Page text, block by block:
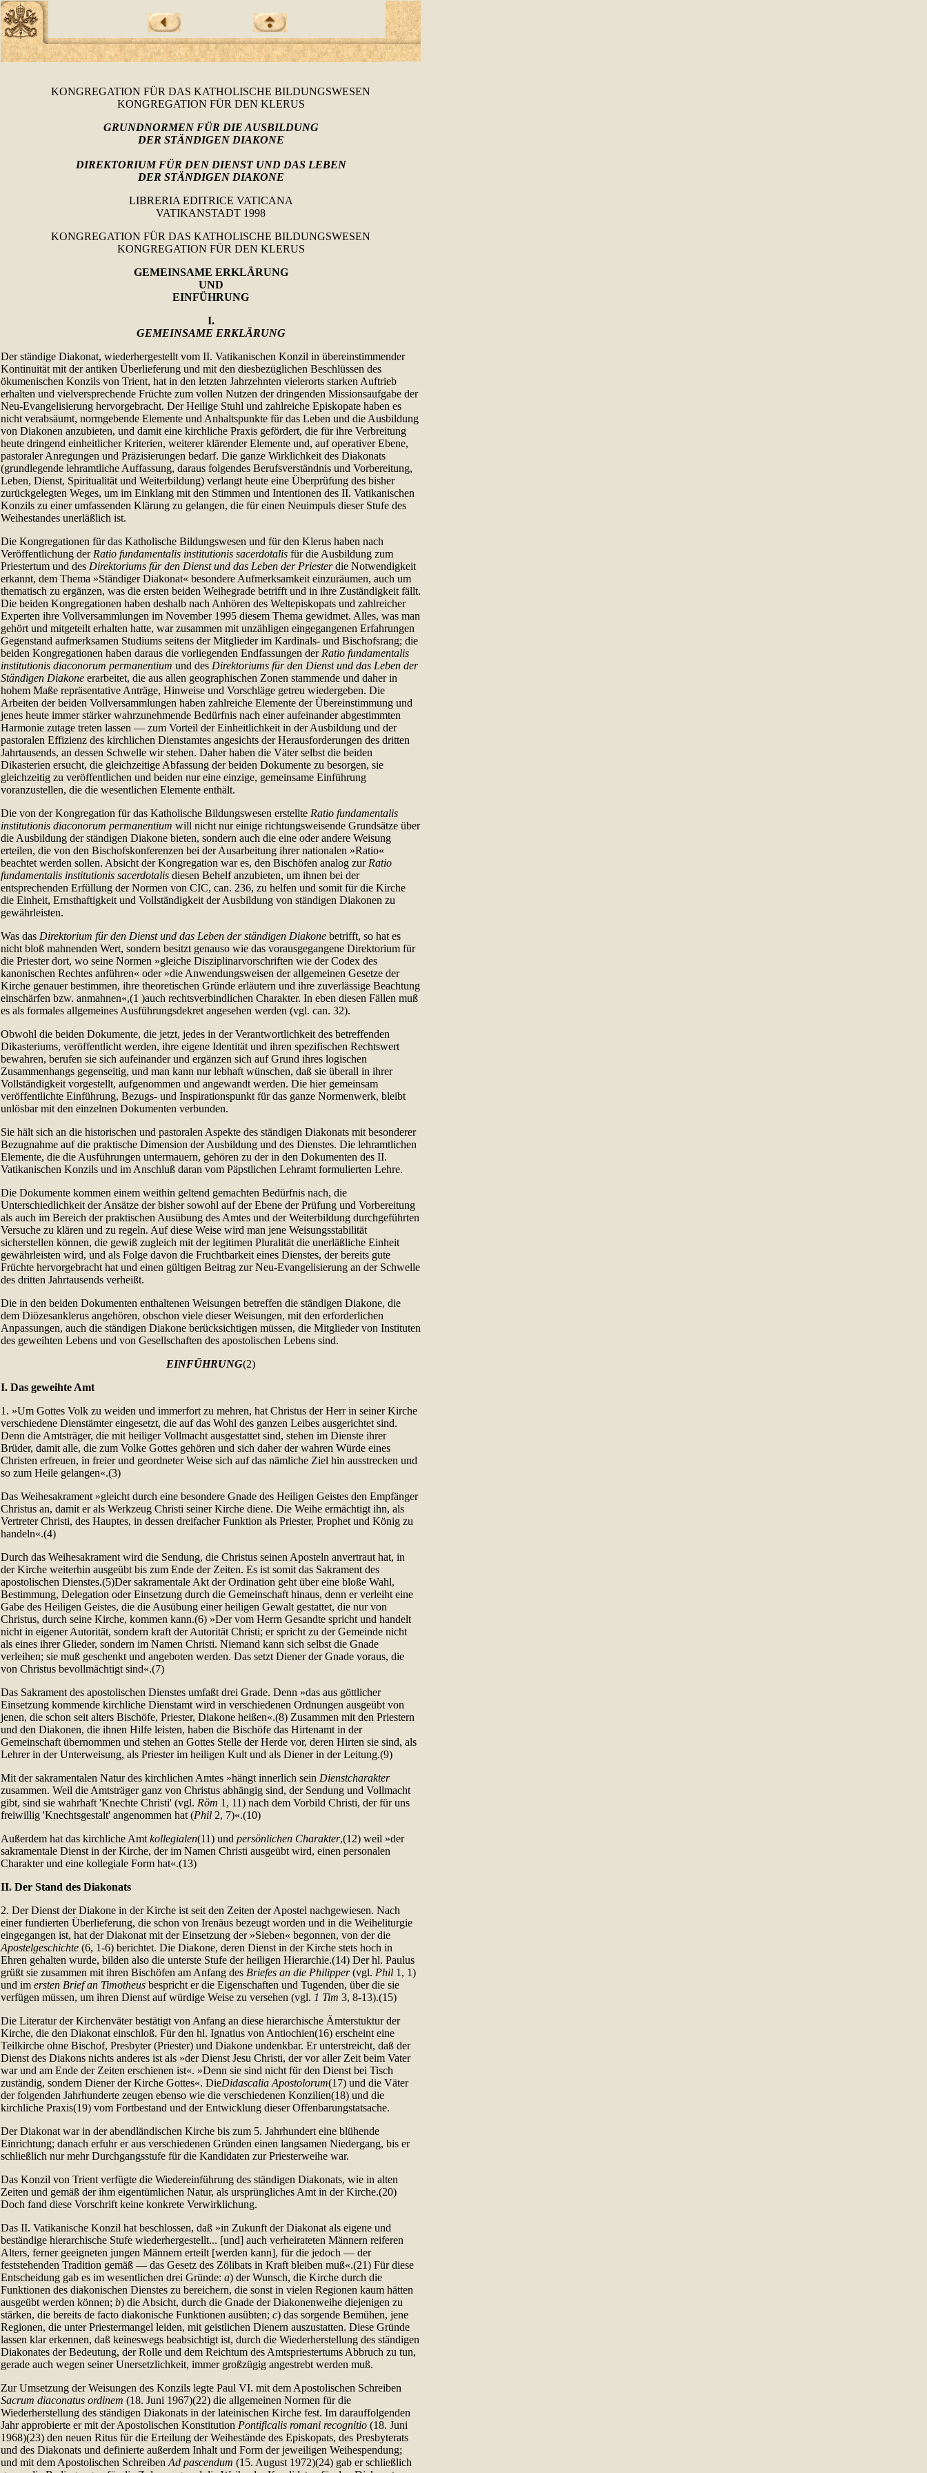
KONGREGATION FÜR DAS KATHOLISCHE BILDUNGSWESEN
KONGREGATION FÜR DEN KLERUS
GRUNDNORMEN FÜR DIE AUSBILDUNG
DER STÄNDIGEN DIAKONE
DIREKTORIUM FÜR DEN DIENST UND DAS LEBEN
DER STÄNDIGEN DIAKONE
LIBRERIA EDITRICE VATICANA
VATIKANSTADT 1998
KONGREGATION FÜR DAS KATHOLISCHE BILDUNGSWESEN
KONGREGATION FÜR DEN KLERUS
GEMEINSAME ERKLÄRUNG
UND
EINFÜHRUNG
I.
GEMEINSAME ERKLÄRUNG
Der ständige Diakonat, wiederhergestellt vom II. Vatikanischen Konzil in übereinstimmender
Kontinuität mit der antiken Überlieferung und mit den diesbezüglichen Beschlüssen des
ökumenischen Konzils von Trient, hat in den letzten Jahrzehnten vielerorts starken Auftrieb
erhalten und vielversprechende Früchte zum vollen Nutzen der dringenden Missionsaufgabe der
Neu-Evangelisierung hervorgebracht. Der Heilige Stuhl und zahlreiche Episkopate haben es
nicht verabsäumt, normgebende Elemente und Anhaltspunkte für das Leben und die Ausbildung
von Diakonen anzubieten, und damit eine kirchliche Praxis gefördert, die für ihre Verbreitung
heute dringend einheitlicher Kriterien, weiterer klärender Elemente und, auf operativer Ebene,
pastoraler Anregungen und Präzisierungen bedarf. Die ganze Wirklichkeit des Diakonats
(grundlegende lehramtliche Auffassung, daraus folgendes Berufsverständnis und Vorbereitung,
Leben, Dienst, Spiritualität und Weiterbildung) verlangt heute eine Überprüfung des bisher
zurückgelegten Weges, um im Einklang mit den Stimmen und Intentionen des II. Vatikanischen
Konzils zu einer umfassenden Klärung zu gelangen, die für einen Neuimpuls dieser Stufe des
Weihestandes unerläßlich ist.
Die Kongregationen für das Katholische Bildungswesen und für den Klerus haben nach
Veröffentlichung derRatio fundamentalis institutionis sacerdotalis für die Ausbildung zum
Priestertum und des Direktoriums für den Dienst und das Leben der Priesterdie Notwendigkeit
erkannt, dem Thema »Ständiger Diakonat« besondere Aufmerksamkeit einzuräumen, auch um
thematisch zu ergänzen, was die ersten beiden Weihegrade betrifft und in ihre Zuständigkeit fällt.
Die beiden Kongregationen haben deshalb nach Anhören des Weltepiskopats und zahlreicher
Experten ihre Vollversammlungen im November 1995 diesem Thema gewidmet. Alles, was man
gehört und mitgeteilt erhalten hatte, war zusammen mit unzähligen eingegangenen Erfahrungen
Gegenstand aufmerksamen Studiums seitens der Mitglieder im Kardinals- und Bischofsrang; die
beiden Kongregationen haben daraus die vorliegenden Endfassungen der Ratio fundamentalis
institutionis diaconorum permanentium und des Direktoriums für den Dienst und das Leben der
Ständigen Diakone erarbeitet, die aus allen geographischen Zonen stammende und daher in
hohem Maße repräsentative Anträge, Hinweise und Vorschläge getreu wiedergeben. Die
Arbeiten der beiden Vollversammlungen haben zahlreiche Elemente der Übereinstimmung und
jenes heute immer stärker wahrzunehmende Bedürfnis nach einer aufeinander abgestimmten
Harmonie zutage treten lassen — zum Vorteil der Einheitlichkeit in der Ausbildung und der
pastoralen Effizienz des kirchlichen Dienstamtes angesichts der Herausforderungen des dritten
Jahrtausends, an dessen Schwelle wir stehen. Daher haben die Väter selbst die beiden
Dikasterien ersucht, die gleichzeitige Abfassung der beiden Dokumente zu besorgen, sie
gleichzeitig zu veröffentlichen und beiden nur eine einzige, gemeinsame Einführung
voranzustellen, die die wesentlichen Elemente enthält.
Die von der Kongregation für das Katholische Bildungswesen erstellte Ratio fundamentalis
institutionis diaconorum permanentium will nicht nur einige richtungsweisende Grundsätze über
die Ausbildung der ständigen Diakone bieten, sondern auch die eine oder andere Weisung
erteilen, die von den Bischofskonferenzen bei der Ausarbeitung ihrer nationalen »Ratio«
beachtet werden sollen. Absicht der Kongregation war es, den Bischöfen analog zurRatio
fundamentalis institutionis sacerdotalis diesen Behelf anzubieten, um ihnen bei der
entsprechenden Erfüllung der Normen von CIC, can. 236, zu helfen und somit für die Kirche
die Einheit, Ernsthaftigkeit und Vollständigkeit der Ausbildung von ständigen Diakonen zu
gewährleisten.
Was das Direktorium für den Dienst und das Leben der ständigen Diakone betrifft, so hat es
nicht bloß mahnenden Wert, sondern besitzt genauso wie das vorausgegangene Direktorium für
die Priester dort, wo seine Normen »gleiche Disziplinarvorschriften wie der Codex des
kanonischen Rechtes anführen« oder »die Anwendungsweisen der allgemeinen Gesetze der
Kirche genauer bestimmen, ihre theoretischen Gründe erläutern und ihre zuverlässige Beachtung
einschärfen bzw. anmahnen«,(1 )auch rechtsverbindlichen Charakter. In eben diesen Fällen muß
es als formales allgemeines Ausführungsdekret angesehen werden (vgl. can. 32).
Obwohl die beiden Dokumente, die jetzt, jedes in der Verantwortlichkeit des betreffenden
Dikasteriums, veröffentlicht werden, ihre eigene Identität und ihren spezifischen Rechtswert
bewahren, berufen sie sich aufeinander und ergänzen sich auf Grund ihres logischen
Zusammenhangs gegenseitig, und man kann nur lebhaft wünschen, daß sie überall in ihrer
Vollständigkeit vorgestellt, aufgenommen und angewandt werden. Die hier gemeinsam
veröffentlichte Einführung, Bezugs- und Inspirationspunkt für das ganze Normenwerk, bleibt
unlösbar mit den einzelnen Dokumenten verbunden.
Sie hält sich an die historischen und pastoralen Aspekte des ständigen Diakonats mit besonderer
Bezugnahme auf die praktische Dimension der Ausbildung und des Dienstes. Die lehramtlichen
Elemente, die die Ausführungen untermauern, gehören zu der in den Dokumenten des II.
Vatikanischen Konzils und im Anschluß daran vom Päpstlichen Lehramt formulierten Lehre.
Die Dokumente kommen einem weithin geltend gemachten Bedürfnis nach, die
Unterschiedlichkeit der Ansätze der bisher sowohl auf der Ebene der Prüfung und Vorbereitung
als auch im Bereich der praktischen Ausübung des Amtes und der Weiterbildung durchgeführten
Versuche zu klären und zu regeln. Auf diese Weise wird man jene Weisungsstabilität
sicherstellen können, die gewiß zugleich mit der legitimen Pluralität die unerläßliche Einheit
gewährleisten wird, und als Folge davon die Fruchtbarkeit eines Dienstes, der bereits gute
Früchte hervorgebracht hat und einen gültigen Beitrag zur Neu-Evangelisierung an der Schwelle
des dritten Jahrtausends verheißt.
Die in den beiden Dokumenten enthaltenen Weisungen betreffen die ständigen Diakone, die
dem Diözesanklerus angehören, obschon viele dieser Weisungen, mit den erforderlichen
Anpassungen, auch die ständigen Diakone berücksichtigen müssen, die Mitglieder von Instituten
des geweihten Lebens und von Gesellschaften des apostolischen Lebens sind.
EINFÜHRUNG(2)
I. Das geweihte Amt
1. »Um Gottes Volk zu weiden und immerfort zu mehren, hat Christus der Herr in seiner Kirche
verschiedene Dienstämter eingesetzt, die auf das Wohl des ganzen Leibes ausgerichtet sind.
Denn die Amtsträger, die mit heiliger Vollmacht ausgestattet sind, stehen im Dienste ihrer
Brüder, damit alle, die zum Volke Gottes gehören und sich daher der wahren Würde eines
Christen erfreuen, in freier und geordneter Weise sich auf das nämliche Ziel hin ausstrecken und
so zum Heile gelangen«.(3)
Das Weihesakrament »gleicht durch eine besondere Gnade des Heiligen Geistes den Empfänger
Christus an, damit er als Werkzeug Christi seiner Kirche diene. Die Weihe ermächtigt ihn, als
Vertreter Christi, des Hauptes, in dessen dreifacher Funktion als Priester, Prophet und König zu
handeln«.(4)
Durch das Weihesakrament wird die Sendung, die Christus seinen Aposteln anvertraut hat, in
der Kirche weiterhin ausgeübt bis zum Ende der Zeiten. Es ist somit das Sakrament des
apostolischen Dienstes.(5)Der sakramentale Akt der Ordination geht über eine bloße Wahl,
Bestimmung, Delegation oder Einsetzung durch die Gemeinschaft hinaus, denn er verleiht eine
Gabe des Heiligen Geistes, die die Ausübung einer heiligen Gewalt gestattet, die nur von
Christus, durch seine Kirche, kommen kann.(6) »Der vom Herrn Gesandte spricht und handelt
nicht in eigener Autorität, sondern kraft der Autorität Christi; er spricht zu der Gemeinde nicht
als eines ihrer Glieder, sondern im Namen Christi. Niemand kann sich selbst die Gnade
verleihen; sie muß geschenkt und angeboten werden. Das setzt Diener der Gnade voraus, die
von Christus bevollmächtigt sind«.(7)
Das Sakrament des apostolischen Dienstes umfaßt drei Grade. Denn »das aus göttlicher
Einsetzung kommende kirchliche Dienstamt wird in verschiedenen Ordnungen ausgeübt von
jenen, die schon seit alters Bischöfe, Priester, Diakone heißen«.(8) Zusammen mit den Priestern
und den Diakonen, die ihnen Hilfe leisten, haben die Bischöfe das Hirtenamt in der
Gemeinschaft übernommen und stehen an Gottes Stelle der Herde vor, deren Hirten sie sind, als
Lehrer in der Unterweisung, als Priester im heiligen Kult und als Diener in der Leitung.(9)
Mit der sakramentalen Natur des kirchlichen Amtes »hängt innerlich sein Dienstcharakter
zusammen. Weil die Amtsträger ganz von Christus abhängig sind, der Sendung und Vollmacht
gibt, sind sie wahrhaft 'Knechte Christi' (vgl. Röm 1, 11) nach dem Vorbild Christi, der für uns
freiwillig 'Knechtsgestalt' angenommen hat (Phil 2, 7)«.(10)
Außerdem hat das kirchliche Amt kollegialen(11) und persönlichen Charakter,(12) weil »der
sakramentale Dienst in der Kirche, der im Namen Christi ausgeübt wird, einen personalen
Charakter und eine kollegiale Form hat«.(13)
II. Der Stand des Diakonats
2. Der Dienst der Diakone in der Kirche ist seit den Zeiten der Apostel nachgewiesen. Nach
einer fundierten Überlieferung, die schon von Irenäus bezeugt worden und in die Weiheliturgie
eingegangen ist, hat der Diakonat mit der Einsetzung der »Sieben« begonnen, von der die
Apostelgeschichte (6, 1-6) berichtet. Die Diakone, deren Dienst in der Kirche stets hoch in
Ehren gehalten wurde, bilden also die unterste Stufe der heiligen Hierarchie.(14) Der hl. Paulus
grüßt sie zusammen mit ihren Bischöfen am Anfang des Briefes an die Philipper(vgl. Phil 1, 1)
und im ersten Brief an Timotheus bespricht er die Eigenschaften und Tugenden, über die sie
verfügen müssen, um ihren Dienst auf würdige Weise zu versehen (vgl. 1 Tim 3, 8-13).(15)
Die Literatur der Kirchenväter bestätigt von Anfang an diese hierarchische Ämterstuktur der
Kirche, die den Diakonat einschloß. Für den hl. Ignatius von Antiochien(16) erscheint eine
Teilkirche ohne Bischof, Presbyter (Priester) und Diakone undenkbar. Er unterstreicht, daß der
Dienst des Diakons nichts anderes ist als »der Dienst Jesu Christi, der vor aller Zeit beim Vater
war und am Ende der Zeiten erschienen ist«. »Denn sie sind nicht für den Dienst bei Tisch
zuständig, sondern Diener der Kirche Gottes«. DieDidascalia Apostolorum(17) und die Väter
der folgenden Jahrhunderte zeugen ebenso wie die verschiedenen Konzilien(18) und die
kirchliche Praxis(19) vom Fortbestand und der Entwicklung dieser Offenbarungstatsache.
Der Diakonat war in der abendländischen Kirche bis zum 5. Jahrhundert eine blühende
Einrichtung; danach erfuhr er aus verschiedenen Gründen einen langsamen Niedergang, bis er
schließlich nur mehr Durchgangsstufe für die Kandidaten zur Priesterweihe war.
Das Konzil von Trient verfügte die Wiedereinführung des ständigen Diakonats, wie in alten
Zeiten und gemäß der ihm eigentümlichen Natur, als ursprüngliches Amt in der Kirche.(20)
Doch fand diese Vorschrift keine konkrete Verwirklichung.
Das II. Vatikanische Konzil hat beschlossen, daß »in Zukunft der Diakonat als eigene und
beständige hierarchische Stufe wiederhergestellt... [und] auch verheirateten Männern reiferen
Alters, ferner geeigneten jungen Männern erteilt [werden kann], für die jedoch — der
feststehenden Tradition gemäß — das Gesetz des Zölibats in Kraft bleiben muß«.(21) Für diese
Entscheidung gab es im wesentlichen drei Gründe: a) der Wunsch, die Kirche durch die
Funktionen des diakonischen Dienstes zu bereichern, die sonst in vielen Regionen kaum hätten
ausgeübt werden können; b) die Absicht, durch die Gnade der Diakonenweihe diejenigen zu
stärken, die bereits de facto diakonische Funktionen ausübten; c) das sorgende Bemühen, jene
Regionen, die unter Priestermangel leiden, mit geistlichen Dienern auszustatten. Diese Gründe
lassen klar erkennen, daß keineswegs beabsichtigt ist, durch die Wiederherstellung des ständigen
Diakonates der Bedeutung, der Rolle und dem Reichtum des Amtspriestertums Abbruch zu tun,
gerade auch wegen seiner Unersetzlichkeit, immer großzügig angestrebt werden muß.
Zur Umsetzung der Weisungen des Konzils legte Paul VI. mit dem Apostolischen Schreiben
Sacrum diaconatus ordinem (18. Juni 1967)(22) die allgemeinen Normen für die
Wiederherstellung des ständigen Diakonats in der lateinischen Kirche fest. Im darauffolgenden
Jahr approbierte er mit der Apostolischen Konstitution Pontificalis romani recognitio (18. Juni
1968)(23) den neuen Ritus für die Erteilung der Weihestände des Episkopats, des Presbyterats
und des Diakonats und definierte außerdem Inhalt und Form der jeweiligen Weihespendung;
und mit dem Apostolischen Schreiben Ad pascendum (15. August 1972)(24) gab er schließlich